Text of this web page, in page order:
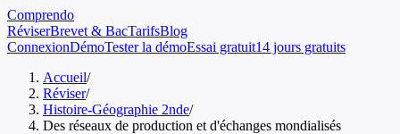
Comprendo
RéviserBrevet & BacTarifsBlog
ConnexionDémoTester la démoEssai gratuit14 jours gratuits
Accueil/
Réviser/
Histoire-Géographie 2nde/
Des réseaux de production et d'échanges mondialisés